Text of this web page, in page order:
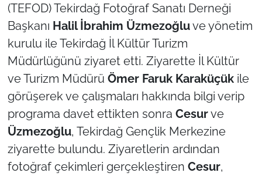
(TEFOD) Tekirdağ Fotoğraf Sanatı Derneği
Başkanı Halil İbrahim Üzmezoğluve yönetim
kurulu ile Tekirdağ İl Kültür Turizm
Müdürlüğünü ziyaret etti. Ziyarette İl Kültür
ve Turizm Müdürü Ömer Faruk Karaküçükile
görüşerek ve çalışmaları hakkında bilgi verip
programa davet ettikten sonra Cesurve
Üzmezoğlu, Tekirdağ Gençlik Merkezine
ziyarette bulundu. Ziyaretlerin ardından
fotoğraf çekimleri gerçekleştiren Cesur,
Bölge
Güvenlik
Genel
Politika
Flaş Haber
Dış Haberler